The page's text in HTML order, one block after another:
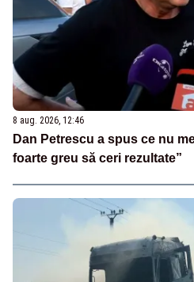
8 aug. 2026, 12:46
Dan Petrescu a spus ce nu
foarte greu să ceri rezultate”